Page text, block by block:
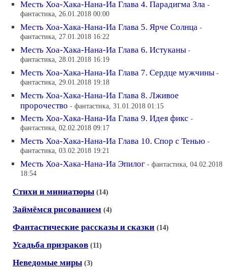
Месть Хоа-Хака-Нана-Иа Глава 4. Парадигма Зла -
фантастика, 26.01.2018 00:00
Месть Хоа-Хака-Нана-Иа Глава 5. Ярче Солнца -
фантастика, 27.01.2018 16:22
Месть Хоа-Хака-Нана-Иа Глава 6. Истуканы -
фантастика, 28.01.2018 16:19
Месть Хоа-Хака-Нана-Иа Глава 7. Сердце мужчины -
фантастика, 29.01.2018 19:18
Месть Хоа-Хака-Нана-Иа Глава 8. Лживое
пророчество - фантастика, 31.01.2018 01:15
Месть Хоа-Хака-Нана-Иа Глава 9. Идея фикс -
фантастика, 02.02.2018 09:17
Месть Хоа-Хака-Нана-Иа Глава 10. Спор с Тенью -
фантастика, 03.02.2018 19:21
Месть Хоа-Хака-Нана-Иа Эпилог - фантастика, 04.02.2018
18:54
Стихи и миниатюры (14)
Займёмся рисованием (4)
Фантастические рассказы и сказки (14)
Усадьба призраков (11)
Неведомые миры (3)